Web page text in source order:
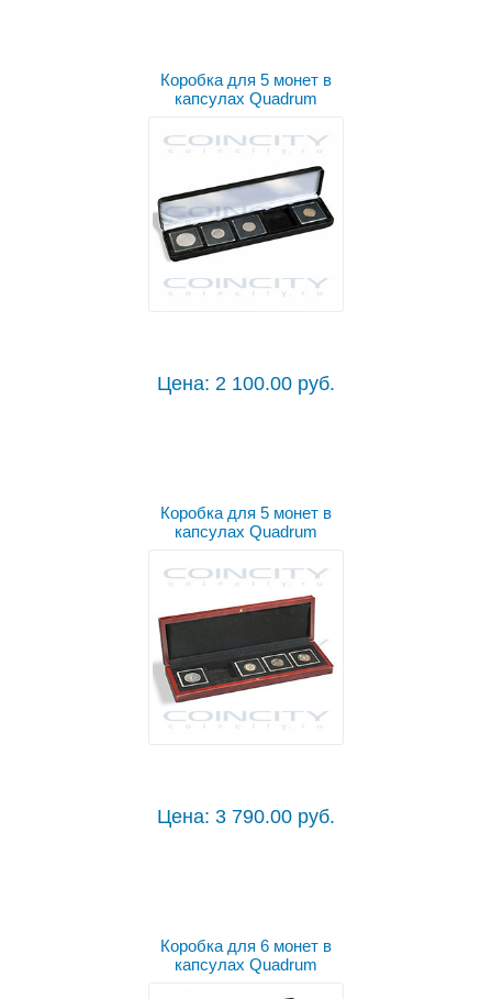
Коробка для 5 монет в
капсулах Quadrum
Цена: 2 100.00 руб.
Коробка для 5 монет в
капсулах Quadrum
Цена: 3 790.00 руб.
Коробка для 6 монет в
капсулах Quadrum